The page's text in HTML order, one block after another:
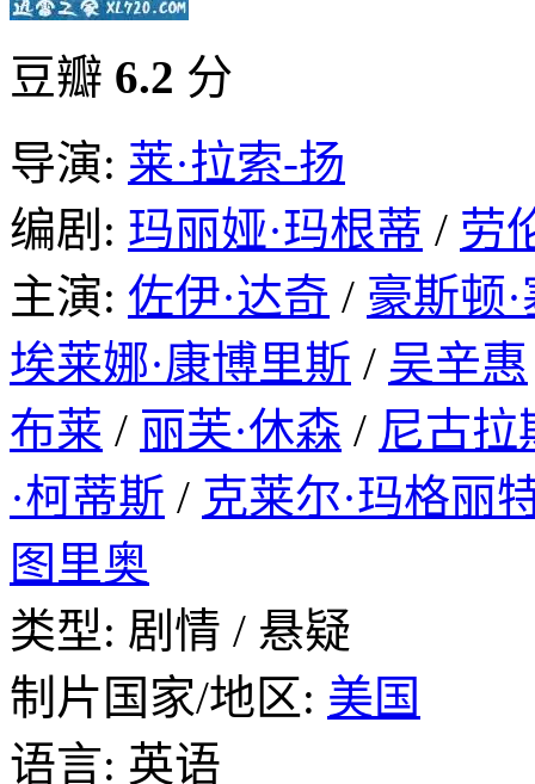
豆瓣 6.2 分
导演: 莱·拉索-扬
编剧: 玛丽娅·玛根蒂 / 劳
主演: 佐伊·达奇 / 豪斯顿
埃莱娜·康博里斯 / 吴辛惠
布莱 / 丽芙·休森 / 尼古拉
·柯蒂斯 / 克莱尔·玛格丽
图里奥
类型: 剧情 / 悬疑
制片国家/地区: 美国
语言: 英语